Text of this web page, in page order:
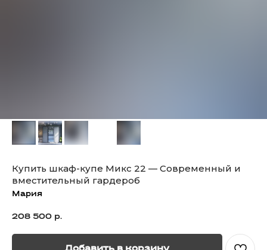
Купить шкаф-купе Микс 22 — Современный и
вместительный гардероб
Мария
208 500 р.